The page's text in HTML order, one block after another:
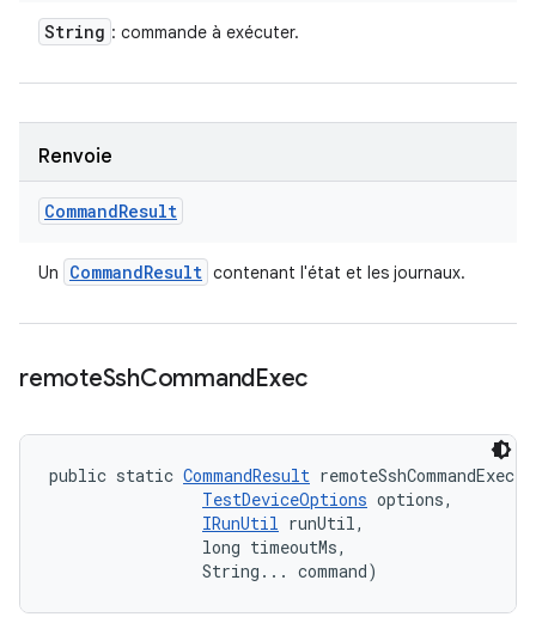
String : commande à exécuter.
Renvoie
CommandResult
Un CommandResult contenant l'état et les journaux.
remoteSshCommandExec
public static CommandResult remoteSshCommandExec (
TestDeviceOptions options,
IRunUtil runUtil,
                long timeoutMs,
                String... command)